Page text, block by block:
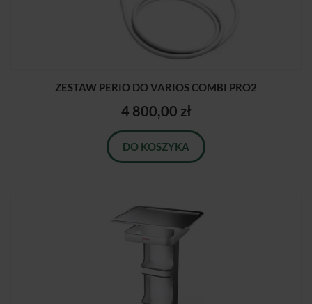
ZESTAW PERIO DO VARIOS COMBI PRO2
4 800,00 zł
DO KOSZYKA